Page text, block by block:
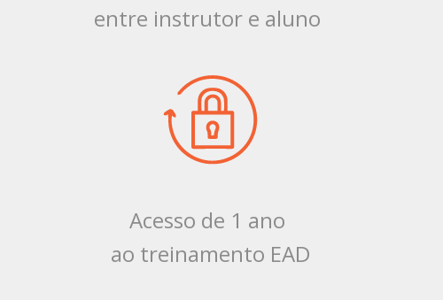
entre instrutor e aluno
Acesso de 1 ano
ao treinamento EAD